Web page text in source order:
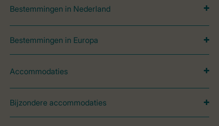
Bestemmingen in Nederland
Bestemmingen in Europa
Accommodaties
Bijzondere accommodaties